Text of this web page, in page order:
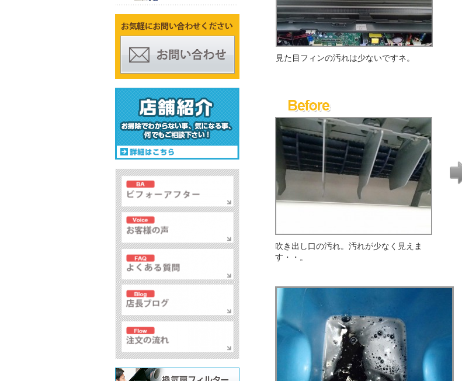
見た目フィンの汚れは少ないですネ。
吹き出し口の汚れ。汚れが少なく見えま
す・・。